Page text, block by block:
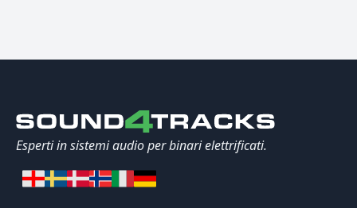
Esperti in sistemi audio per binari elettrificati.